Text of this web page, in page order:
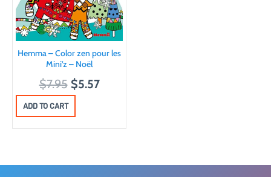
Hemma – Color zen pour les
Mini’z – Noël
$7.95 O
r
i
n
$5.57C
n
ADD TO CART